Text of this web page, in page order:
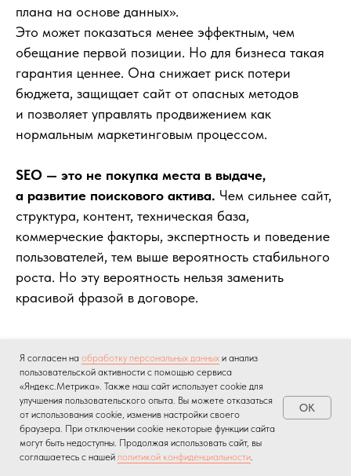
плана на основе данных».
Это может показаться менее эффектным, чем
обещание первой позиции. Но для бизнеса такая
гарантия ценнее. Она снижает риск потери
бюджета, защищает сайт от опасных методов
и позволяет управлять продвижением как
нормальным маркетинговым процессом.
SEO — это не покупка места в выдаче,
а развитие поискового актива. Чем сильнее сайт,
структура, контент, техническая база,
коммерческие факторы, экспертность и поведение
пользователей, тем выше вероятность стабильного
роста. Но эту вероятность нельзя заменить
красивой фразой в договоре.
Что выбрать: гарантии позиций
или прозрачную стратегию
Если цель — получить красивый отчет, можно
искать подрядчика с гарантией позиций.
Я согласен на обработку персональных данных и анализ
пользовательской активности с помощью сервиса
«Яндекс.Метрика». Также наш сайт использует cookie для
улучшения пользовательского опыта. Вы можете отказаться
от использования cookie, изменив настройки своего
браузера. При отключении cookie некоторые функции сайта
могут быть недоступны. Продолжая использовать сайт, вы
соглашаетесь с нашей политикой конфиденциальности.
OK